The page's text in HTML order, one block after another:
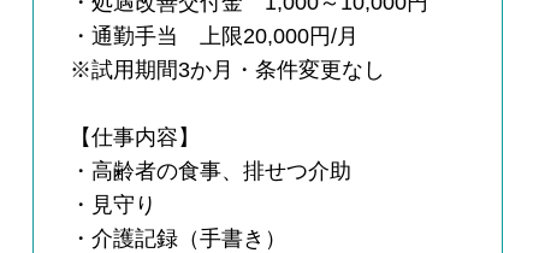
・通勤手当 上限20,000円/月
※試用期間3か月・条件変更なし
【仕事内容】
・高齢者の食事、排せつ介助
・見守り
・介護記録（手書き）